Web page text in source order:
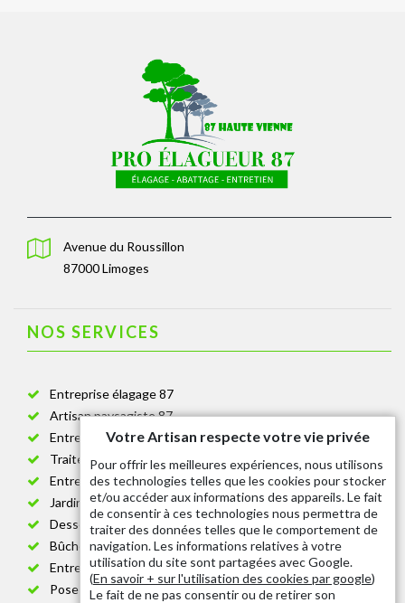
Avenue du Roussillon
87000 Limoges
NOS SERVICES
Entreprise élagage 87
Artisan paysagiste 87
Entreprise de jardinage 87
Traitement anti-chenille 87
Entreprise abattage arbre 87
Jardinier taille de haie 87
Dessouchage arbre et haie 87
Bûcheron 87
Entretien espace vert cimetière 87
Pose et changement grillage et clôture 87
Votre Artisan respecte votre vie privée
Pour offrir les meilleures expériences, nous utilisons
des technologies telles que les cookies pour stocker
et/ou accéder aux informations des appareils. Le fait
de consentir à ces technologies nous permettra de
traiter des données telles que le comportement de
navigation. Les informations relatives à votre
utilisation du site sont partagées avec Google.
(En savoir + sur l'utilisation des cookies par google)
Le fait de ne pas consentir ou de retirer son